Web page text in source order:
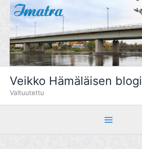
Siirry
sisältöön
Veikko Hämäläisen blogi
Valtuutettu